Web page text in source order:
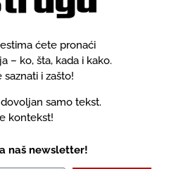
ćete pronaći
– ko, šta, kada i kako.
i zašto!
samo tekst.
kontekst!
naš newsletter!